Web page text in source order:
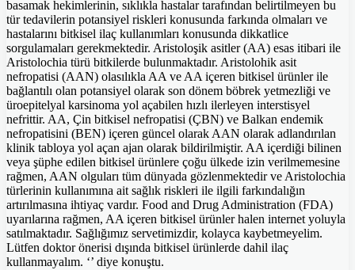
basamak hekimlerinin, sıklıkla hastalar tarafından belirtilmeyen bu
tür tedavilerin potansiyel riskleri konusunda farkında olmaları ve
hastalarını bitkisel ilaç kullanımları konusunda dikkatlice
sorgulamaları gerekmektedir. Aristoloşik asitler (AA) esas itibari ile
Aristolochia türü bitkilerde bulunmaktadır. Aristolohik asit
nefropatisi (AAN) olasılıkla AA ve AA içeren bitkisel ürünler ile
bağlantılı olan potansiyel olarak son dönem böbrek yetmezliği ve
üroepitelyal karsinoma yol açabilen hızlı ilerleyen interstisyel
nefrittir. AA, Çin bitkisel nefropatisi (ÇBN) ve Balkan endemik
nefropatisini (BEN) içeren güncel olarak AAN olarak adlandırılan
klinik tabloya yol açan ajan olarak bildirilmiştir. AA içerdiği bilinen
veya şüphe edilen bitkisel ürünlere çoğu ülkede izin verilmemesine
rağmen, AAN olguları tüm dünyada gözlenmektedir ve Aristolochia
türlerinin kullanımına ait sağlık riskleri ile ilgili farkındalığın
artırılmasına ihtiyaç vardır. Food and Drug Administration (FDA)
uyarılarına rağmen, AA içeren bitkisel ürünler halen internet yoluyla
satılmaktadır. Sağlığımız servetimizdir, kolayca kaybetmeyelim.
Lütfen doktor önerisi dışında bitkisel ürünlerde dahil ilaç
kullanmayalım. ‘’ diye konuştu.